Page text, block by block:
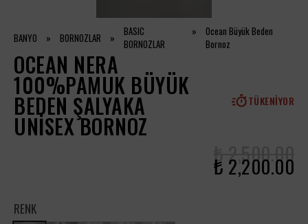
BANYO » BORNOZLAR » BASIC
BORNOZLAR
» Ocean Büyük Beden
Bornoz
OCEAN NERA
100%PAMUK BÜYÜK
BEDEN ŞALYAKA
UNISEX BORNOZ
TÜKENIYOR
₺ 2,500.00
₺ 2,200.00
RENK